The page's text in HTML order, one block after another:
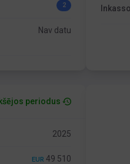
2
Nav datu
Inkasso
periodus
2025
EUR 49 510